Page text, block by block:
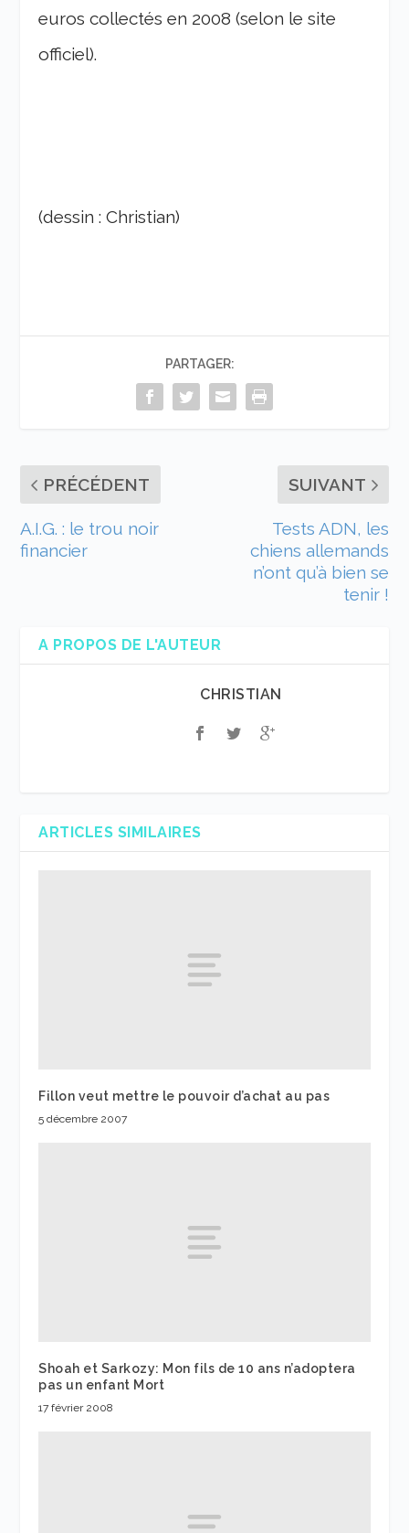
euros collectés en 2008 (selon le site
officiel).
(dessin : Christian)
PARTAGER:
PRÉCÉDENT
A.I.G. : le trou noir
financier
SUIVANT
Tests ADN, les
chiens allemands
n’ont qu’à bien se
tenir !
A PROPOS DE L'AUTEUR
CHRISTIAN
ARTICLES SIMILAIRES
Fillon veut mettre le pouvoir d’achat au pas
5 décembre 2007
Shoah et Sarkozy: Mon fils de 10 ans n’adoptera
pas un enfant Mort
17 février 2008